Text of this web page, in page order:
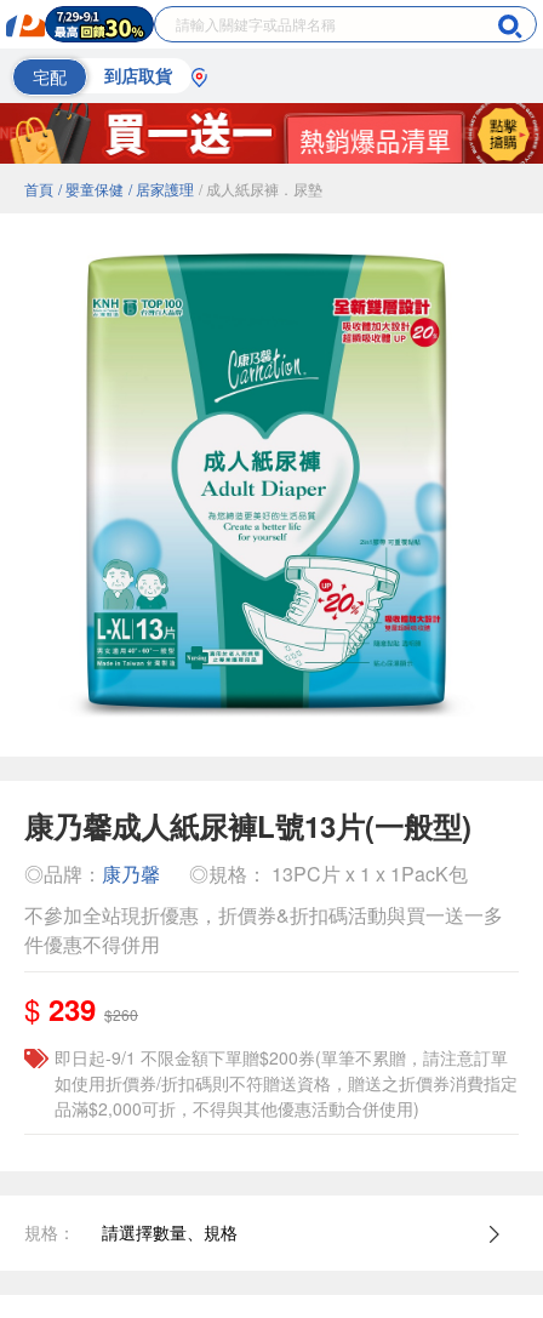
宅配 到店取貨
首頁 / 嬰童保健 / 居家護理 / 成人紙尿褲．尿墊
康乃馨成人紙尿褲L號13片(一般型)
◎品牌： 康乃馨
◎規格： 13PC片 x 1 x 1PacK包
不參加全站現折優惠，折價券&折扣碼活動與買一送一多
件優惠不得併用
$ 239 $260
即日起-9/1 不限金額下單贈$200券(單筆不累贈，請注意訂單
如使用折價券/折扣碼則不符贈送資格，贈送之折價券消費指定
品滿$2,000可折，不得與其他優惠活動合併使用)
規格： 請選擇數量、規格